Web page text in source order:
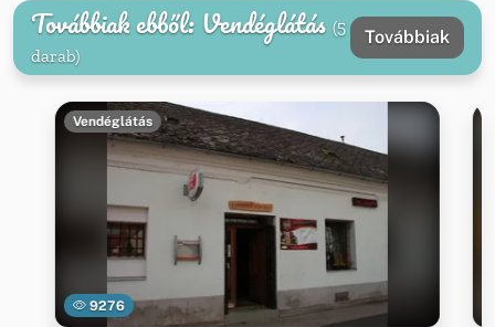
Továbbiak ebből: Vendéglátás (5
darab)
Továbbiak
9276
Vendéglátás